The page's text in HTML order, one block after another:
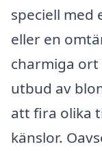
speciell med
eller en
charmiga
utbud av
att fira olika
känslor.